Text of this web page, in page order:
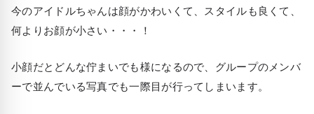
今のアイドルちゃんは顔がかわいくて、スタイルも良くて、
何よりお顔が小さい・・・！
小顔だとどんな佇まいでも様になるので、グループのメンバ
ーで並んでいる写真でも一際目が行ってしまいます。